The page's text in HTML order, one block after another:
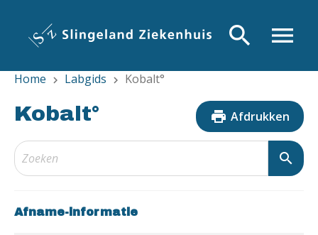
inhoud
menu
search
Home chevron_right Labgids chevron_right Kobalt°
Kobalt° print Afdrukken
search
Afname-informatie